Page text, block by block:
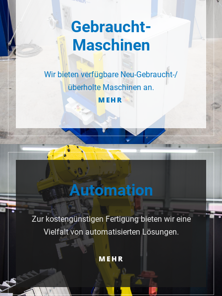
Gebraucht-
Maschinen
Wir bieten verfügbare Neu-Gebraucht-/
überholte Maschinen an.
MEHR
Automation
Zur kostengünstigen Fertigung bieten wir eine
Vielfalt von automatisierten Lösungen.
MEHR